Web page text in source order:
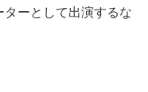
ーとして出演するな